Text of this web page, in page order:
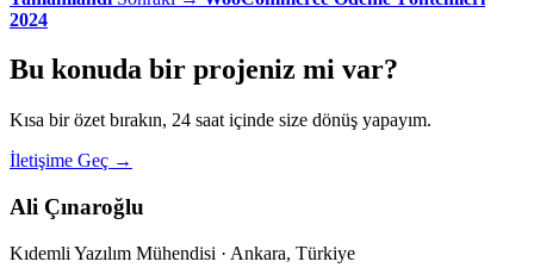
2024
Bu konuda bir projeniz mi var?
Kısa bir özet bırakın, 24 saat içinde size dönüş yapayım.
İletişime Geç →
Ali Çınaroğlu
Kıdemli Yazılım Mühendisi · Ankara, Türkiye